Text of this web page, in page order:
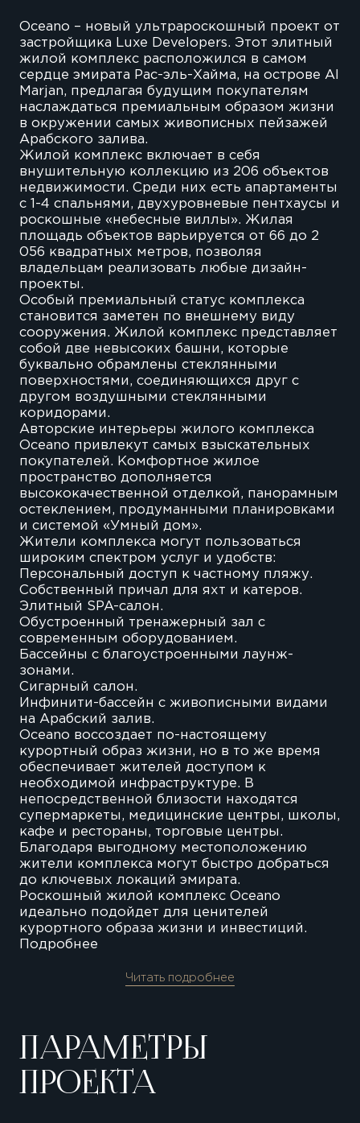
Oceano – новый ультрароскошный проект от
застройщика Luxe Developers. Этот элитный
жилой комплекс расположился в самом
сердце эмирата Рас-эль-Хайма, на острове Al
Marjan, предлагая будущим покупателям
наслаждаться премиальным образом жизни
в окружении самых живописных пейзажей
Арабского залива.
Жилой комплекс включает в себя
внушительную коллекцию из 206 объектов
недвижимости. Среди них есть апартаменты
с 1-4 спальнями, двухуровневые пентхаусы и
роскошные «небесные виллы». Жилая
площадь объектов варьируется от 66 до 2
056 квадратных метров, позволяя
владельцам реализовать любые дизайн-
проекты.
Особый премиальный статус комплекса
становится заметен по внешнему виду
сооружения. Жилой комплекс представляет
собой две невысоких башни, которые
буквально обрамлены стеклянными
поверхностями, соединяющихся друг с
другом воздушными стеклянными
коридорами.
Авторские интерьеры жилого комплекса
Oceano привлекут самых взыскательных
покупателей. Комфортное жилое
пространство дополняется
высококачественной отделкой, панорамным
остеклением, продуманными планировками
и системой «Умный дом».
Жители комплекса могут пользоваться
широким спектром услуг и удобств:
Персональный доступ к частному пляжу.
Собственный причал для яхт и катеров.
Элитный SPA-салон.
Обустроенный тренажерный зал с
современным оборудованием.
Бассейны с благоустроенными лаунж-
зонами.
Сигарный салон.
Инфинити-бассейн с живописными видами
на Арабский залив.
Oceano воссоздает по-настоящему
курортный образ жизни, но в то же время
обеспечивает жителей доступом к
необходимой инфраструктуре. В
непосредственной близости находятся
супермаркеты, медицинские центры, школы,
кафе и рестораны, торговые центры.
Благодаря выгодному местоположению
жители комплекса могут быстро добраться
до ключевых локаций эмирата.
Роскошный жилой комплекс Oceano
идеально подойдет для ценителей
курортного образа жизни и инвестиций.
Подробнее
Читать подробнее
ПАРАМЕТРЫ
ПРОЕКТА